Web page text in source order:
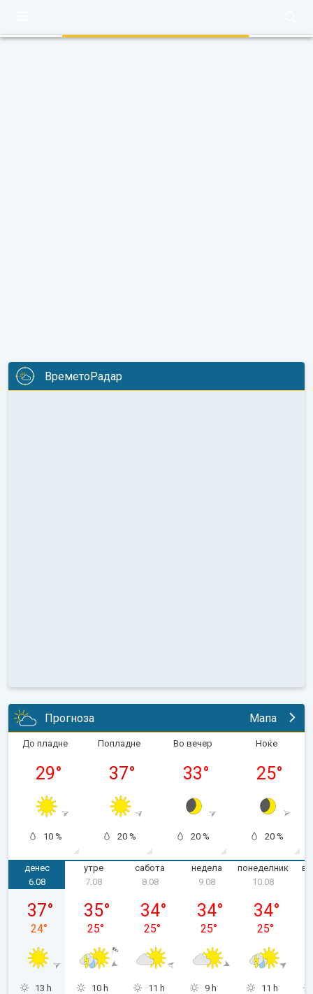
ВреметоРадар
Прогноза Мапа
До пладне
29°
10 %
Попладне
37°
20 %
Во вечер
33°
20 %
Ноќе
25°
20 %
денес
четврток, 06.08
6.08
37°
24°
13 h
утре
7.08
35°
25°
10 h
сабота
8.08
34°
25°
11 h
недела
9.08
34°
25°
9 h
понеделник
10.08
34°
25°
11 h